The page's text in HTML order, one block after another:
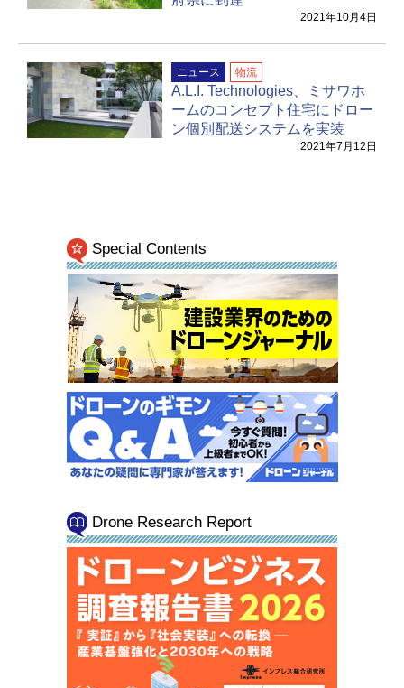
2021年10月4日
ニュース 物流
A.L.I. Technologies、ミサワホ
ームのコンセプト住宅にドロー
ン個別配送システムを実装
2021年7月12日
Special Contents
Drone Research Report